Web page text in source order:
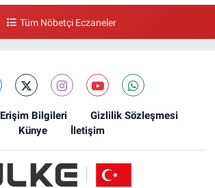
Tüm Nöbetçi Eczaneler
Erişim Bilgileri
Gizlilik Sözleşmesi
Künye
İletişim